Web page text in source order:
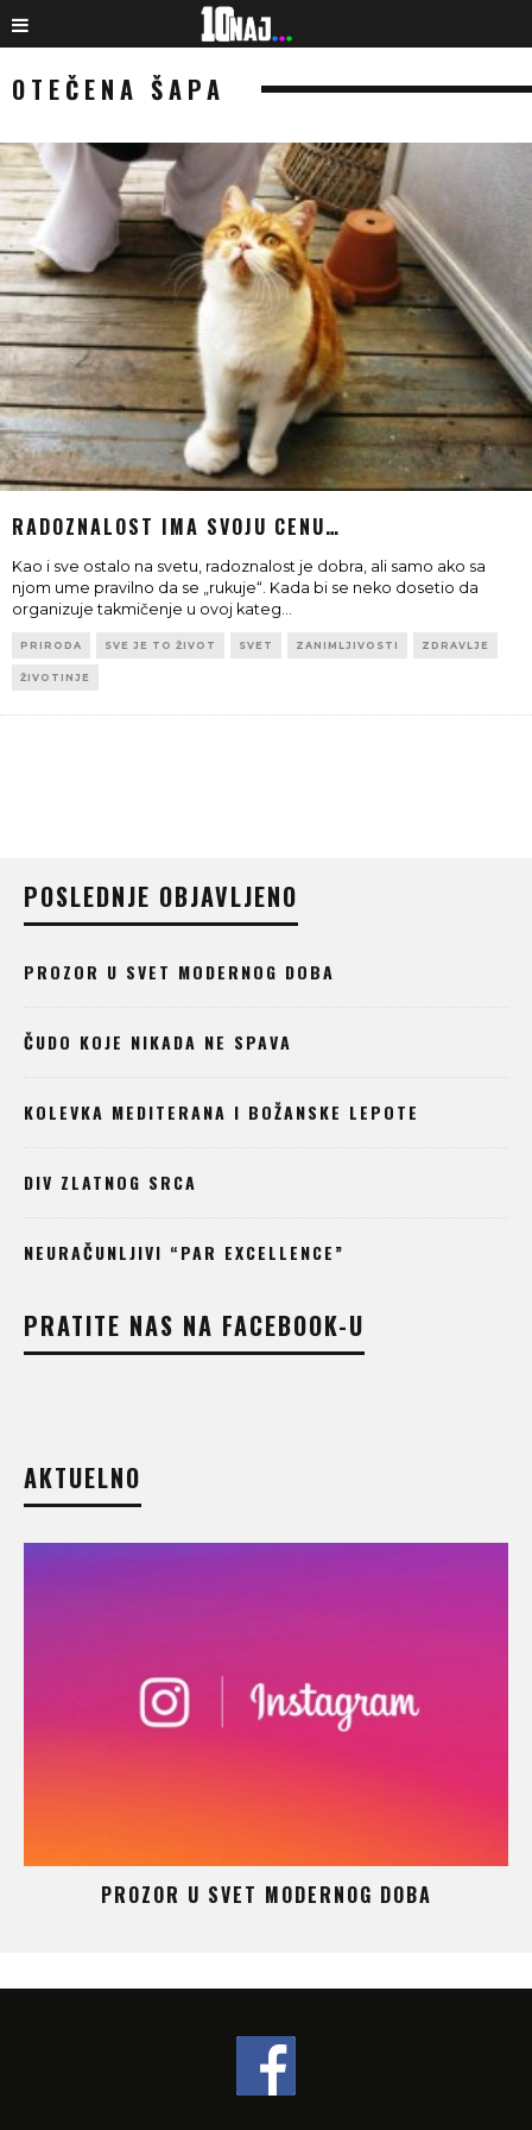
OTEČENA ŠAPA
RADOZNALOST IMA SVOJU CENU…
Kao i sve ostalo na svetu, radoznalost je dobra, ali samo ako sa
njom ume pravilno da se „rukuje“. Kada bi se neko dosetio da
organizuje takmičenje u ovoj kateg
PRIRODA SVE JE TO ŽIVOT SVET ZANIMLJIVOSTI ZDRAVLJE
ŽIVOTINJE
POSLEDNJE OBJAVLJENO
PROZOR U SVET MODERNOG DOBA
ČUDO KOJE NIKADA NE SPAVA
KOLEVKA MEDITERANA I BOŽANSKE LEPOTE
DIV ZLATNOG SRCA
NEURAČUNLJIVI “PAR EXCELLENCE”
PRATITE NAS NA FACEBOOK-U
AKTUELNO
PROZOR U SVET MODERNOG DOBA